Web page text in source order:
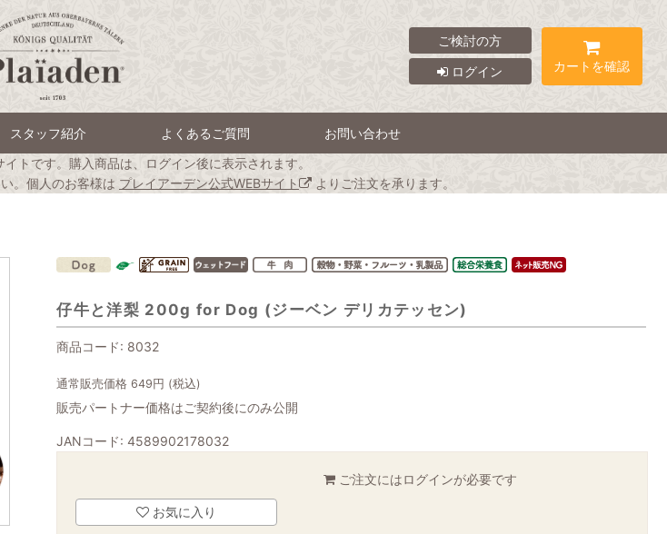
ご検討の方
ログイン
カートを確認
スタッフ紹介 よくあるご質問
お問い合わせ
トです。購入商品は、ログイン後に表示されます。
。個人のお客様は プレイアーデン公式WEBサイト よりご注文を承ります。
仔牛と洋梨 200g for Dog (ジーベン デリカテッセン)
商品コード: 8032
通常販売価格 649 円 (税込)
販売パートナー価格はご契約後にのみ公開
JANコード: 4589902178032
ご注文にはログインが必要です
お気に入り